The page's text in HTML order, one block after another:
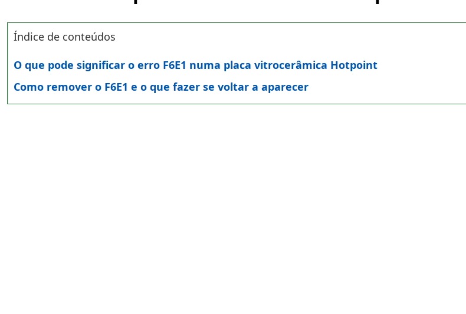
Índice de conteúdos
O que pode significar o erro F6E1 numa placa vitrocerâmica Hotpoint
Como remover o F6E1 e o que fazer se voltar a aparecer